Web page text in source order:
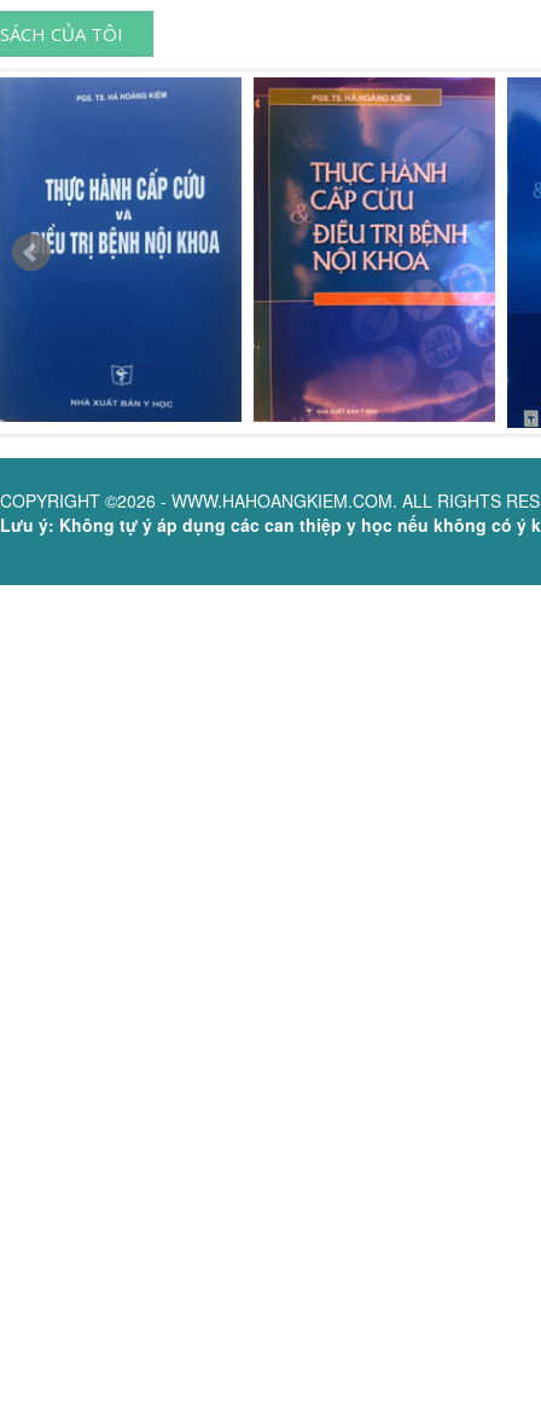
SÁCH CỦA TÔI
COPYRIGHT ©2026 - WWW.HAHOANGKIEM.COM. ALL RIGHTS
Lưu ý: Không tự ý áp dụng các can thiệp y học nếu không có ý